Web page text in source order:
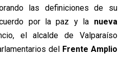
las definiciones de su
por la paz y la nueva
el alcalde de Valparaíso
del Frente Amplio